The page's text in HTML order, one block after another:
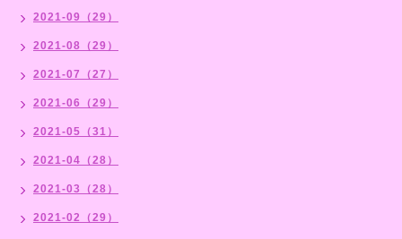
2021-09（29）
2021-08（29）
2021-07（27）
2021-06（29）
2021-05（31）
2021-04（28）
2021-03（28）
2021-02（29）